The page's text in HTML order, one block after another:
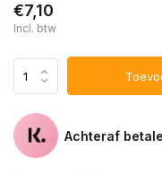
€7,10
Incl. btw
Achteraf